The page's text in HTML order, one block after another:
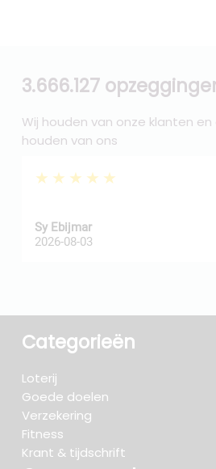
3.666.127
Wij houden van onze klanten
houden van ons
★★★★★
Sy Ebijmar
2026-08-03
Categorieën
Loterij
Goede doelen
Verzekering
Fitness
Krant & tijdschrift